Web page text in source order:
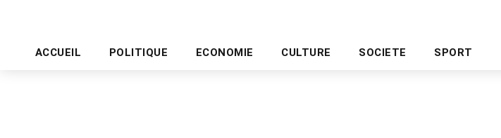
ACCUEIL POLITIQUE ECONOMIE CULTURE SOCIETE SPORTPUBLICITÉ